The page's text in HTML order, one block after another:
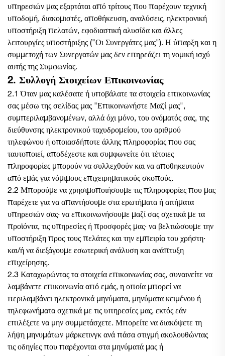
υπηρεσιών μας εξαρτάται από τρίτους που παρέχουν τεχνική
υποδομή, διακομιστές, αποθήκευση, αναλύσεις, ηλεκτρονική
υποστήριξη πελατών, εφοδιαστική αλυσίδα και άλλες
λειτουργίες υποστήριξης ("Οι Συνεργάτες μας"). Η ύπαρξη και η
συμμετοχή των Συνεργατών μας δεν επηρεάζει τη νομική ισχύ
αυτής της Συμφωνίας.
2. Συλλογή Στοιχείων Επικοινωνίας
2.1 Όταν μας καλέσατε ή υποβάλατε τα στοιχεία επικοινωνίας
σας μέσω της σελίδας μας "Επικοινωνήστε Μαζί μας",
συμπεριλαμβανομένων, αλλά όχι μόνο, του ονόματός σας, της
διεύθυνσης ηλεκτρονικού ταχυδρομείου, του αριθμού
τηλεφώνου ή οποιασδήποτε άλλης πληροφορίας που σας
ταυτοποιεί, αποδέχεστε και συμφωνείτε ότι τέτοιες
πληροφορίες μπορούν να συλλεχθούν και να αποθηκευτούν
από εμάς για νόμιμους επιχειρηματικούς σκοπούς.
2.2 Μπορούμε να χρησιμοποιήσουμε τις πληροφορίες που μας
παρέχετε για να απαντήσουμε στα ερωτήματα ή αιτήματα
υπηρεσιών σας· να επικοινωνήσουμε μαζί σας σχετικά με τα
προϊόντα, τις υπηρεσίες ή προσφορές μας· να βελτιώσουμε την
υποστήριξη προς τους πελάτες και την εμπειρία του χρήστη·
και/ή να διεξάγουμε εσωτερική ανάλυση και ανάπτυξη
επιχείρησης.
2.3 Καταχωρώντας τα στοιχεία επικοινωνίας σας, συναινείτε να
λαμβάνετε επικοινωνία από εμάς, η οποία μπορεί να
περιλαμβάνει ηλεκτρονικά μηνύματα, μηνύματα κειμένου ή
τηλεφωνήματα σχετικά με τις υπηρεσίες μας, εκτός εάν
επιλέξετε να μην συμμετάσχετε. Μπορείτε να διακόψετε τη
λήψη μηνυμάτων μάρκετινγκ ανά πάσα στιγμή ακολουθώντας
τις οδηγίες που παρέχονται στα μηνύματά μας ή